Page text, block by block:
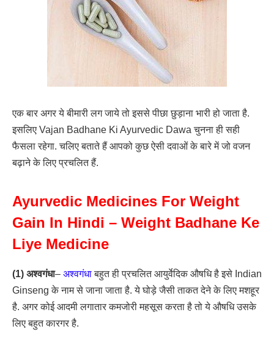
एक बार अगर ये बीमारी लग जाये तो इससे पीछा छुड़ाना भारी हो जाता है.
इसलिए Vajan Badhane Ki Ayurvedic Dawa चुनना ही सही
फैसला रहेगा. चलिए बताते हैं आपको कुछ ऐसी दवाओं के बारे में जो वजन
बढ़ाने के लिए प्रचलित हैं.
Ayurvedic Medicines For Weight
Gain In Hindi – Weight Badhane Ke
Liye Medicine
(1) अश्वगंधा– अश्वगंधाबहुत ही प्रचलित आयुर्वेदिक औषधि है इसे Indian
Ginseng के नाम से जाना जाता है. ये घोड़े जैसी ताकत देने के लिए मशहूर
है. अगर कोई आदमी लगातार कमजोरी महसूस करता है तो ये औषधि उसके
लिए बहुत कारगर है.